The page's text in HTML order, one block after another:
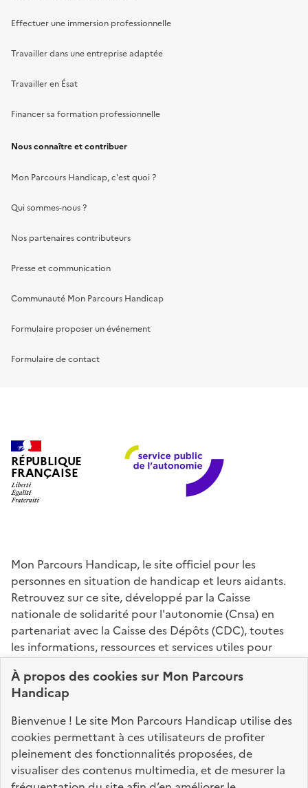
À propos descookiessur Mon Parcours
Handicap
Bienvenue ! Le site Mon Parcours Handicap utilise des
cookies permettant à ces utilisateurs de profiter
pleinement des fonctionnalités proposées, de
visualiser des contenus multimedia, et de mesurer la
Effectuer une immersion professionnelle
Travailler dans une entreprise adaptée
Travailler en Ésat
Financer sa formation professionnelle
Nous connaître et contribuer
Mon Parcours Handicap, c'est quoi ?
Qui sommes-nous ?
Nos partenaires contributeurs
Presse et communication
Communauté Mon Parcours Handicap
Formulaire proposer un événement
Formulaire de contact
RÉPUBLIQUE
FRANÇAISE
Mon Parcours Handicap, le site officiel pour les
personnes en situation de handicap et leurs aidants.
Retrouvez sur ce site, développé par la Caisse
nationale de solidarité pour l'autonomie (Cnsa) en
partenariat avec la Caisse des Dépôts (CDC), toutes
les informations, ressources et services utiles pour
connaître vos droits, effectuer vos démarches,
identifier vos interlocuteurs.
Nos sites partenaires
info.gouv.fr service-public.fr legifrance.gouv.fr
data.gouv.fr